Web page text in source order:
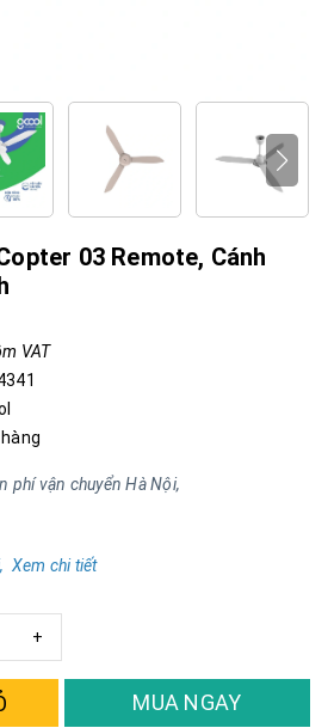
03 Remote, Cánh
VAT
phí vận chuyển Hà Nội,
Xem chi tiết
+
MUA NGAY